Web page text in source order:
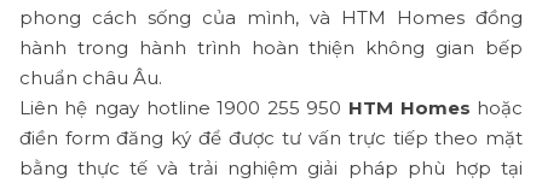
phong cách sống của mình, và HTM Homes đồng
hành trong hành trình hoàn thiện không gian bếp
chuẩn châu Âu.
Liên hệ ngay hotline 1900 255 950 HTM Homes hoặc
điền form đăng ký để được tư vấn trực tiếp theo mặt
bằng thực tế và trải nghiệm giải pháp phù hợp tại